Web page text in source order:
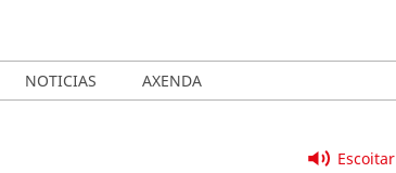
NOTICIAS AXENDA
Escoitar